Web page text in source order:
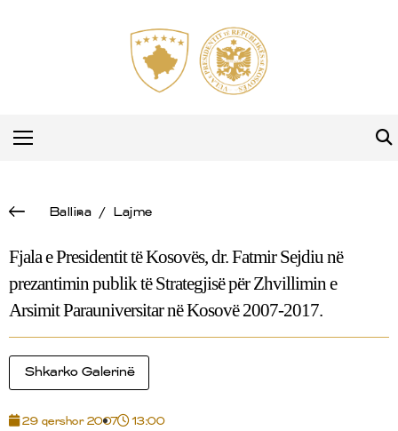
Ballina/ Lajme
Fjala e Presidentit të Kosovës, dr. Fatmir Sejdiu në
prezantimin publik të Strategjisë për Zhvillimin e
Arsimit Parauniversitar në Kosovë 2007-2017.
Shkarko Galerinë
29 qershor 2007 13:00